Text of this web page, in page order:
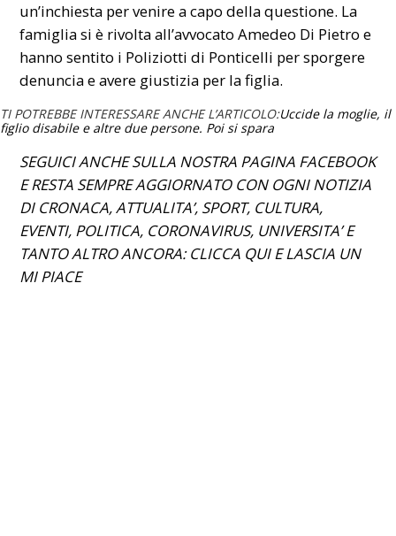
un’inchiesta per venire a capo della questione. La
famiglia si è rivolta all’avvocato Amedeo Di Pietro e
hanno sentito i Poliziotti di Ponticelli per sporgere
denuncia e avere giustizia per la figlia.
TI POTREBBE INTERESSARE ANCHE L’ARTICOLO:Uccide la moglie, il
figlio disabile e altre due persone. Poi si spara
SEGUICI ANCHE SULLA NOSTRA PAGINA FACEBOOK
E RESTA SEMPRE AGGIORNATO CON OGNI NOTIZIA
DI CRONACA, ATTUALITA’, SPORT, CULTURA,
EVENTI, POLITICA, CORONAVIRUS, UNIVERSITA’ E
TANTO ALTRO ANCORA: CLICCA QUIE LASCIA UN
MI PIACE